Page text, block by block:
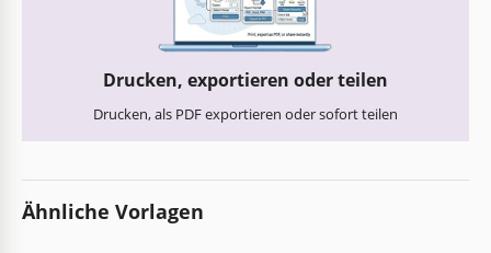
Drucken, exportieren oder teilen
Drucken, als PDF exportieren oder sofort teilen
Ähnliche Vorlagen